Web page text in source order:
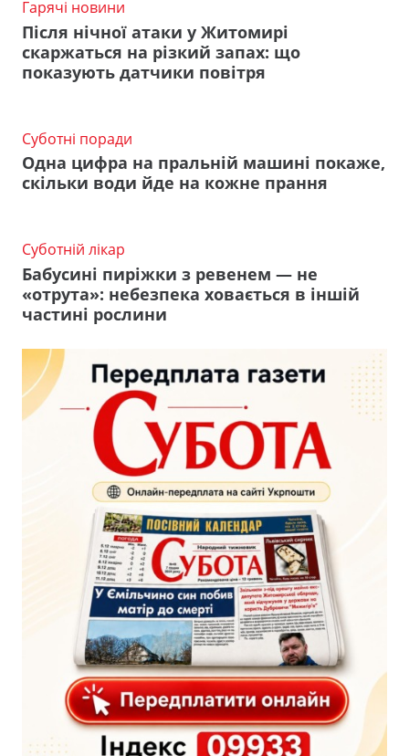
Гарячі новини
Після нічної атаки у Житомирі
скаржаться на різкий запах: що
показують датчики повітря
Суботні поради
Одна цифра на пральній машині покаже,
скільки води йде на кожне прання
Суботній лікар
Бабусині пиріжки з ревенем — не
«отрута»: небезпека ховається в іншій
частині рослини